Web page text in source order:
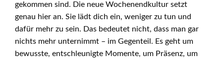
gekommen sind. Die neue Wochenendkultur setzt
genau hier an. Sie lädt dich ein, weniger zu tun und
dafür mehr zu sein. Das bedeutet nicht, dass man gar
nichts mehr unternimmt – im Gegenteil. Es geht um
bewusste, entschleunigte Momente, um Präsenz, um